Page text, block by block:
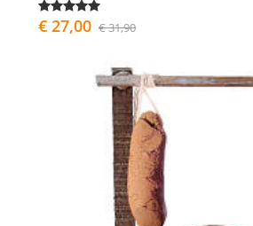
€ 27,00 € 31,90